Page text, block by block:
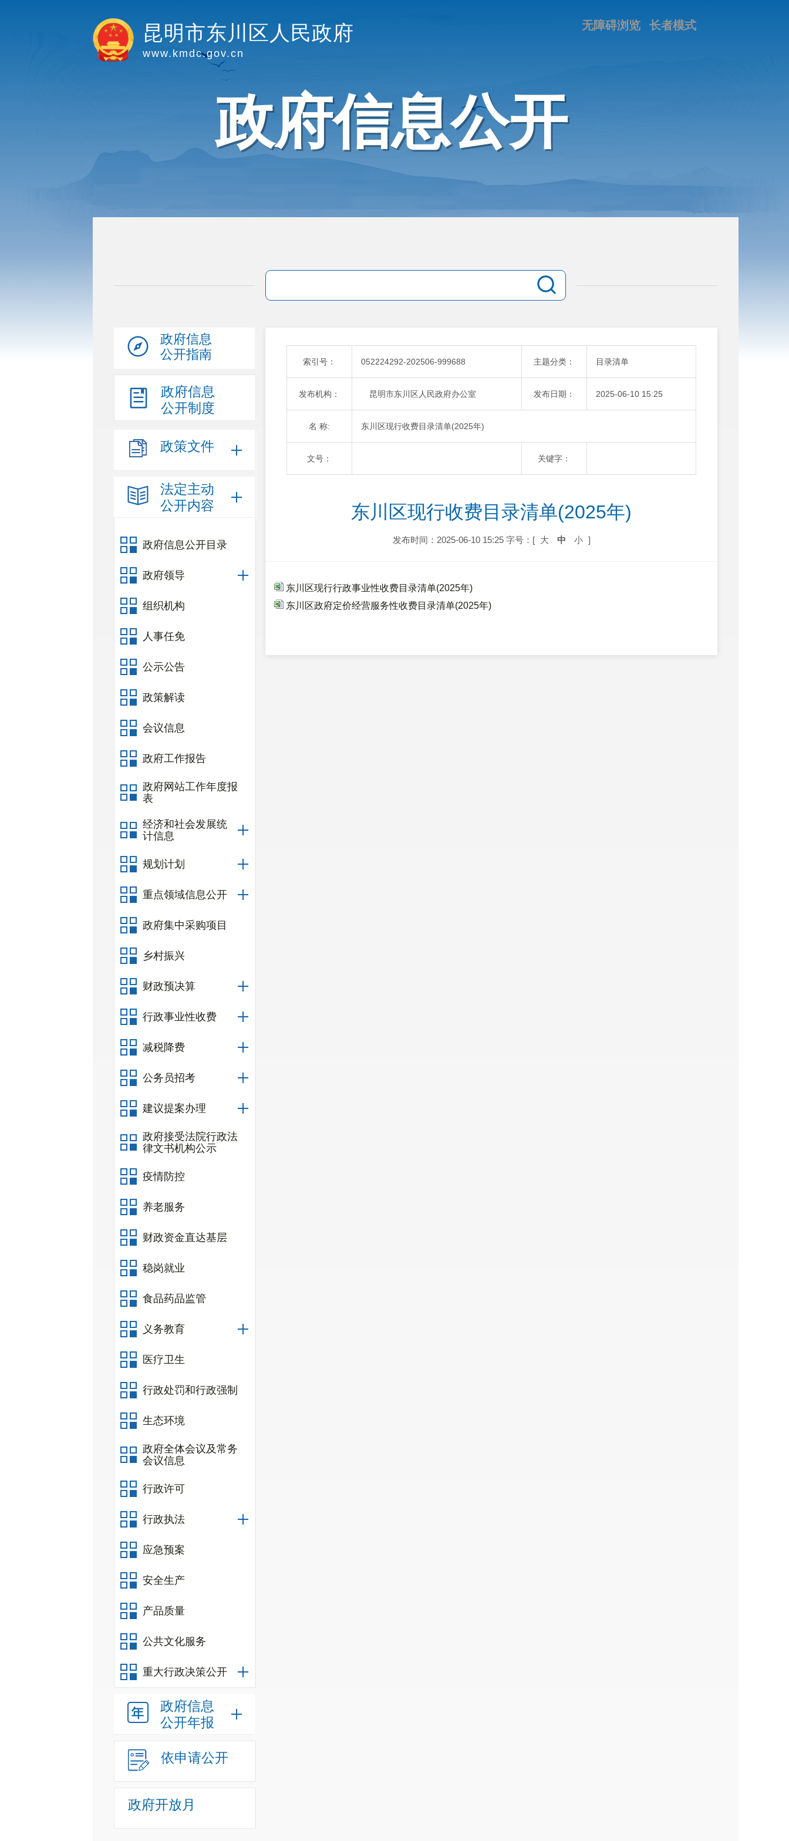
长者模式
无障碍浏览
昆明市东川区人民政府
www.kmdc.gov.cn
政府信息公开
政府信息
公开指南
政府信息
公开制度
政策文件
法定主动
公开内容
政府信息公开目录
政府领导
组织机构
人事任免
公示公告
政策解读
会议信息
政府工作报告
政府网站工作年度报
表
经济和社会发展统
计信息
规划计划
重点领域信息公开
政府集中采购项目
乡村振兴
财政预决算
行政事业性收费
减税降费
公务员招考
建议提案办理
政府接受法院行政法
律文书机构公示
疫情防控
养老服务
财政资金直达基层
稳岗就业
食品药品监管
义务教育
医疗卫生
行政处罚和行政强制
生态环境
政府全体会议及常务
会议信息
行政许可
行政执法
应急预案
安全生产
产品质量
公共文化服务
重大行政决策公开
政府信息
公开年报
依申请公开
政府开放月
索引号： 052224292-202506-999688 主题分类： 目录清单
发布机构： 昆明市东川区人民政府办公室 发布日期： 2025-06-10 15:25
名 称: 东川区现行收费目录清单(2025年)
文号： 关键字：
东川区现行收费目录清单(2025年)
发布时间：2025-06-10 15:25 字号：[ 大 中 小 ]
东川区现行行政事业性收费目录清单(2025年)
东川区政府定价经营服务性收费目录清单(2025年)